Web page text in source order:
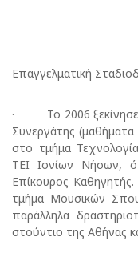
Επαγγελματική
· Το 2006 ξεκίνησε
Συνεργάτης
στο τμήμα
ΤΕΙ Ιονίων Νήσων,
Επίκουρος
τμήμα Μουσικών
παράλληλα
στούντιο της Αθήνας